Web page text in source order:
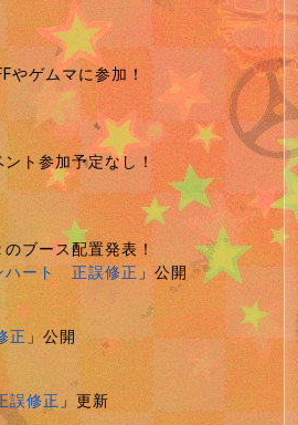
やゲムマに参加！
ト参加予定なし！
ブース配置発表！
ハート 正誤修正」公開
正」公開
誤修正」更新